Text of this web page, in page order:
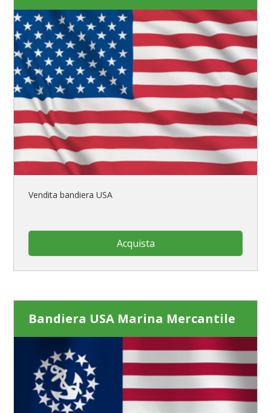
Vendita bandiera USA
Acquista
Bandiera USA Marina Mercantile